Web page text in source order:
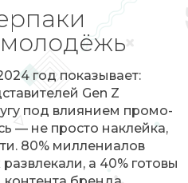
год показывает:
Gen Z
под влиянием промо-
— не просто наклейка,
80% миллениалов
а 40% готовы